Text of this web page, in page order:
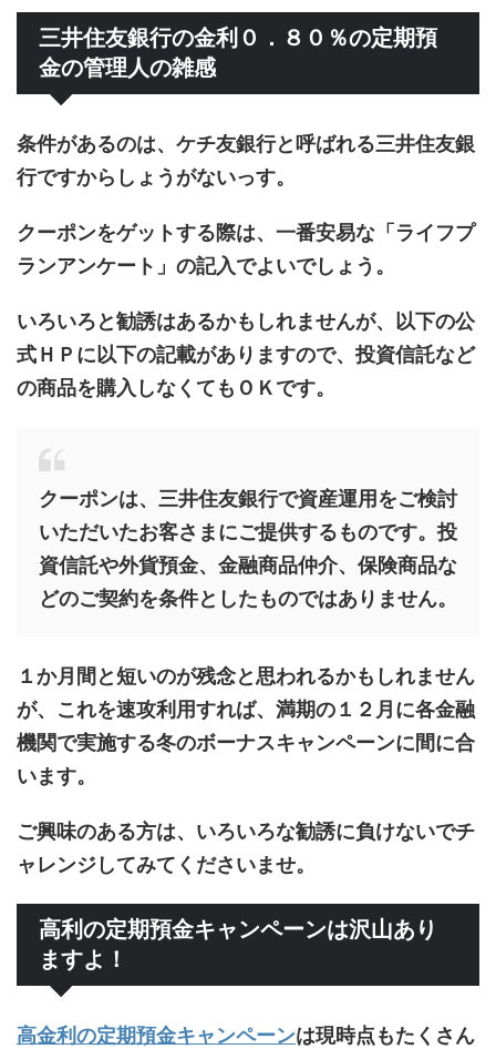
三井住友銀行の金利０．８０％の定期預
金の管理人の雑感
条件があるのは、ケチ友銀行と呼ばれる三井住友銀
行ですからしょうがないっす。
クーポンをゲットする際は、一番安易な「ライフプ
ランアンケート」の記入でよいでしょう。
いろいろと勧誘はあるかもしれませんが、以下の公
式ＨＰに以下の記載がありますので、投資信託など
の商品を購入しなくてもＯＫです。
クーポンは、三井住友銀行で資産運用をご検討
いただいたお客さまにご提供するものです。投
資信託や外貨預金、金融商品仲介、保険商品な
どのご契約を条件としたものではありません。
１か月間と短いのが残念と思われるかもしれません
が、これを速攻利用すれば、満期の１２月に各金融
機関で実施する冬のボーナスキャンペーンに間に合
います。
ご興味のある方は、いろいろな勧誘に負けないでチ
ャレンジしてみてくださいませ。
高利の定期預金キャンペーンは沢山あり
ますよ！
高金利の定期預金キャンペーンは現時点もたくさん